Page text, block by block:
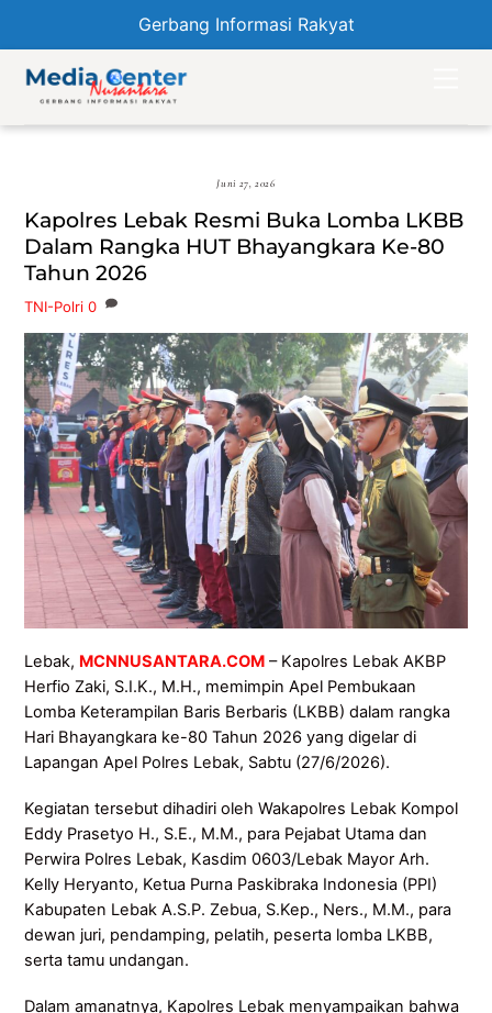
Gerbang Informasi Rakyat
content
Juni 27, 2026
Kapolres Lebak Resmi Buka Lomba LKBB
Dalam Rangka HUT Bhayangkara Ke-80
Tahun 2026
TNI-Polri 0
Lebak, MCNNUSANTARA.COM – Kapolres Lebak AKBP
Herfio Zaki, S.I.K., M.H., memimpin Apel Pembukaan
Lomba Keterampilan Baris Berbaris (LKBB) dalam rangka
Hari Bhayangkara ke-80 Tahun 2026 yang digelar di
Lapangan Apel Polres Lebak, Sabtu (27/6/2026).
Kegiatan tersebut dihadiri oleh Wakapolres Lebak Kompol
Eddy Prasetyo H., S.E., M.M., para Pejabat Utama dan
Perwira Polres Lebak, Kasdim 0603/Lebak Mayor Arh.
Kelly Heryanto, Ketua Purna Paskibraka Indonesia (PPI)
Kabupaten Lebak A.S.P. Zebua, S.Kep., Ners., M.M., para
dewan juri, pendamping, pelatih, peserta lomba LKBB,
serta tamu undangan.
Dalam amanatnya, Kapolres Lebak menyampaikan bahwa